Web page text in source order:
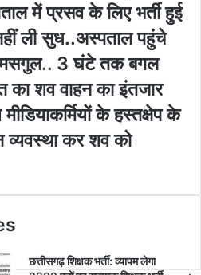
में प्रसव के लिए भर्ती हुई
ली सुध..अस्पताल पहुंचे
मसगुल.. 3 घंटे तक बगल
का शव वाहन का इंतजार
के हस्तक्षेप के
व्यवस्था कर शव को
छत्तीसगढ़ शिक्षक भर्ती: व्यापम लेगा